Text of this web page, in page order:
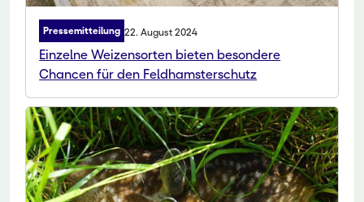
Pressemitteilung 22. August 2024
Einzelne Weizensorten bieten besondere
Chancen für den Feldhamsterschutz